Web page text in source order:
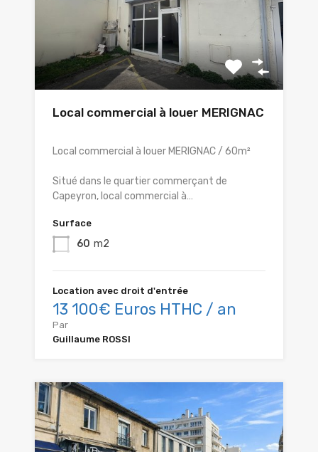
Local commercial à louer MERIGNAC
Local commercial à louer MERIGNAC / 60m²
Situé dans le quartier commerçant de
Capeyron, local commercial à…
Surface
60 m2
Location avec droit d'entrée
13 100€ Euros HTHC / an
Par
Guillaume ROSSI